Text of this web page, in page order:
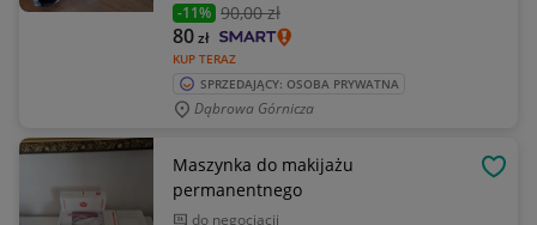
-11% 90,00 zł
KUP TERAZ
80zł
SPRZEDAJĄCY: OSOBA PRYWATNA
Dąbrowa Górnicza
Maszynka do makijażu
permanentnego
do negocjacji